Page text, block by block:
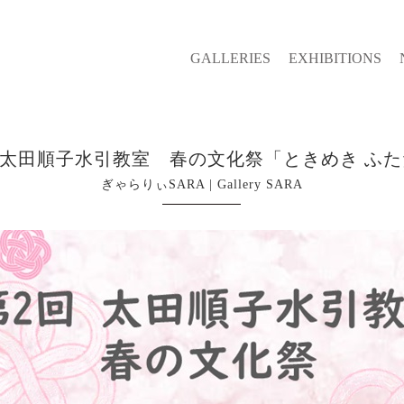
GALLERIES EXHIBITIONS
田順子水引教室 春の文化祭「ときめき ふ
ぎゃらりぃSARA | Gallery SARA